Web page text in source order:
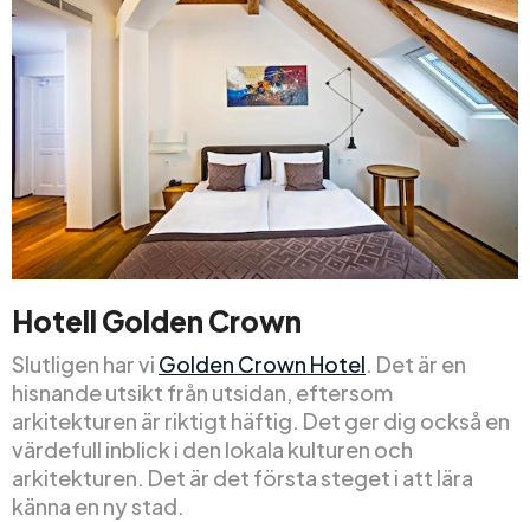
Hotell Golden Crown
Slutligen har vi Golden Crown Hotel. Det är en
hisnande utsikt från utsidan, eftersom
arkitekturen är riktigt häftig. Det ger dig också en
värdefull inblick i den lokala kulturen och
arkitekturen. Det är det första steget i att lära
känna en ny stad.